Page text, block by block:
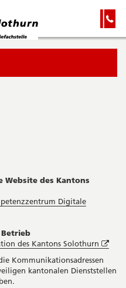
des Kantons
Digitale
des Kantons Solothurn
Kommunikationsadressen
kantonalen Dienststellen